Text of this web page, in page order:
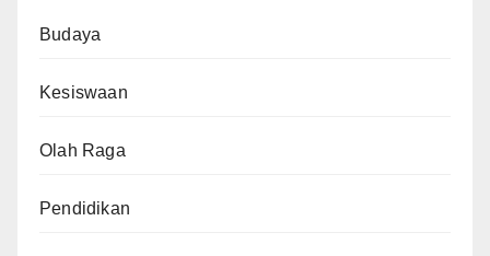
Budaya
Kesiswaan
Olah Raga
Pendidikan